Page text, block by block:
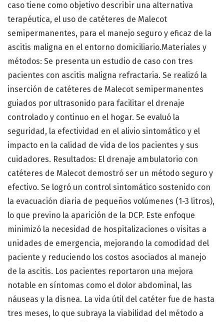
caso tiene como objetivo describir una alternativa
terapéutica, el uso de catéteres de Malecot
semipermanentes, para el manejo seguro y eficaz de la
ascitis maligna en el entorno domiciliario.Materiales y
métodos: Se presenta un estudio de caso con tres
pacientes con ascitis maligna refractaria. Se realizó la
inserción de catéteres de Malecot semipermanentes
guiados por ultrasonido para facilitar el drenaje
controlado y continuo en el hogar. Se evaluó la
seguridad, la efectividad en el alivio sintomático y el
impacto en la calidad de vida de los pacientes y sus
cuidadores. Resultados: El drenaje ambulatorio con
catéteres de Malecot demostró ser un método seguro y
efectivo. Se logró un control sintomático sostenido con
la evacuación diaria de pequeños volúmenes (1-3 litros),
lo que previno la aparición de la DCP. Este enfoque
minimizó la necesidad de hospitalizaciones o visitas a
unidades de emergencia, mejorando la comodidad del
paciente y reduciendo los costos asociados al manejo
de la ascitis. Los pacientes reportaron una mejora
notable en síntomas como el dolor abdominal, las
náuseas y la disnea. La vida útil del catéter fue de hasta
tres meses, lo que subraya la viabilidad del método a